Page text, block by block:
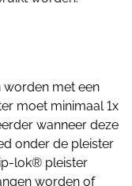
worden met een
moet minimaal 1x
wanneer deze
onder de pleister
lok® pleister
worden of